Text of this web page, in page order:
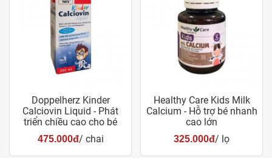
Doppelherz Kinder
Calciovin Liquid - Phát
triển chiều cao cho bé
475.000đ/ chai
Healthy Care Kids Milk
Calcium - Hỗ trợ bé nhanh
cao lớn
325.000đ/ lọ